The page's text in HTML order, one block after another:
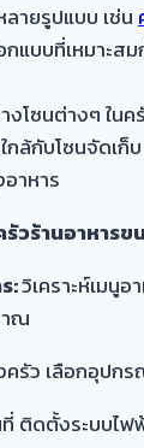
ายรูปแบบ เช่น
กแบบที่เหมาะส
งโซนต่างๆ ใน
ล้กับโซนจัดเก็
าหาร
วร้านอาหารข
:วิเคราะห์เมนูอ
าณ
รัว เลือกอุปก
ติดตั้งระบบไฟ